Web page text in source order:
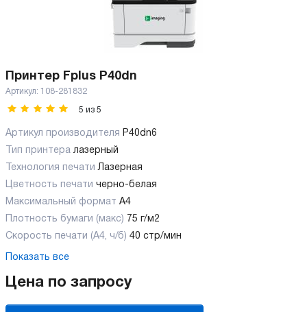
Принтер Fplus P40dn
Артикул: 108-281832
5 из 5
Артикул производителя P40dn6
Тип принтера лазерный
Технология печати Лазерная
Цветность печати черно-белая
Максимальный формат А4
Плотность бумаги (макс) 75 г/м2
Скорость печати (А4, ч/б) 40 стр/мин
Показать все
Цена по запросу